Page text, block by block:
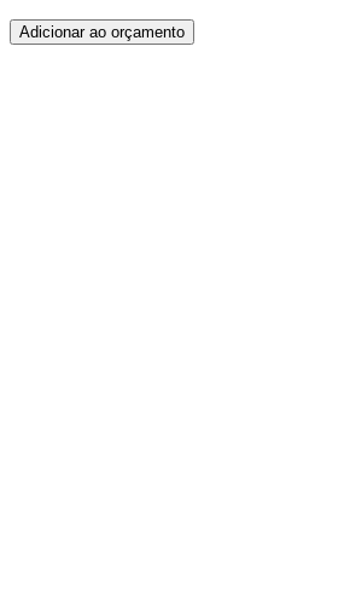
Adicionar ao orçamento